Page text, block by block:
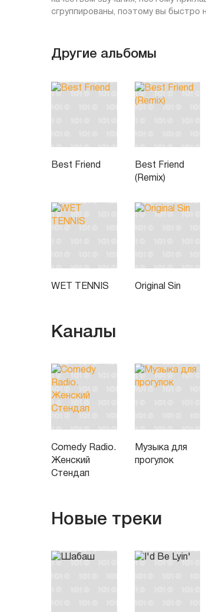
сгруппированы, поэтому вы быстро
Другие альбомы
Best Friend
Best Friend
(Remix)
WET TENNIS Original Sin
Каналы
Comedy Radio.
Женский
Стендап
Музыка для
прогулок
Новые треки